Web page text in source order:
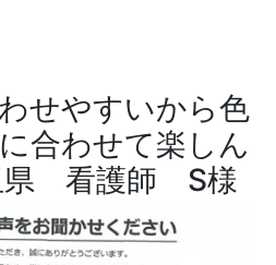
せやすいから色
合わせて楽しん
県 看護師 S様